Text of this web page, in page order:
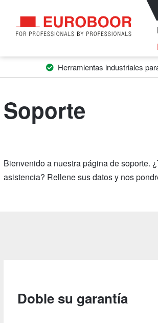
Herramientas industriales
Soporte
Bienvenido a nuestra página de soporte.
asistencia? Rellene sus datos y nos
Doble su garantía